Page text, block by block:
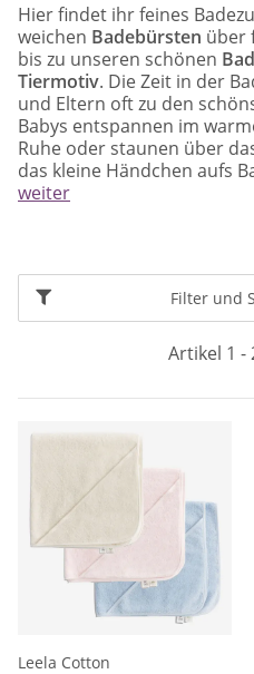
Hier findet ihr feines
weichen Badebürsten über
bis zu unseren schönen
Tiermotiv. Die Zeit in der
und Eltern oft zu den
Babys entspannen im
Ruhe oder staunen über
das kleine Händchen aufs
weiter
Filter und
Artikel 1 -
Leela Cotton